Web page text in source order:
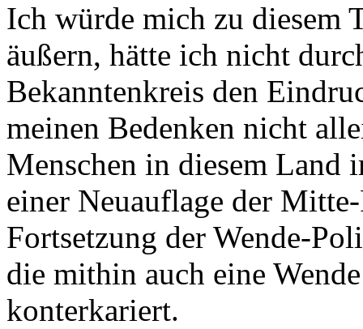
Ich würde mich zu diesem
äußern, hätte ich nicht
Bekanntenkreis den
meinen Bedenken nicht
Menschen in diesem
einer Neuauflage der
Fortsetzung der Wende-
die mithin auch eine
konterkariert.